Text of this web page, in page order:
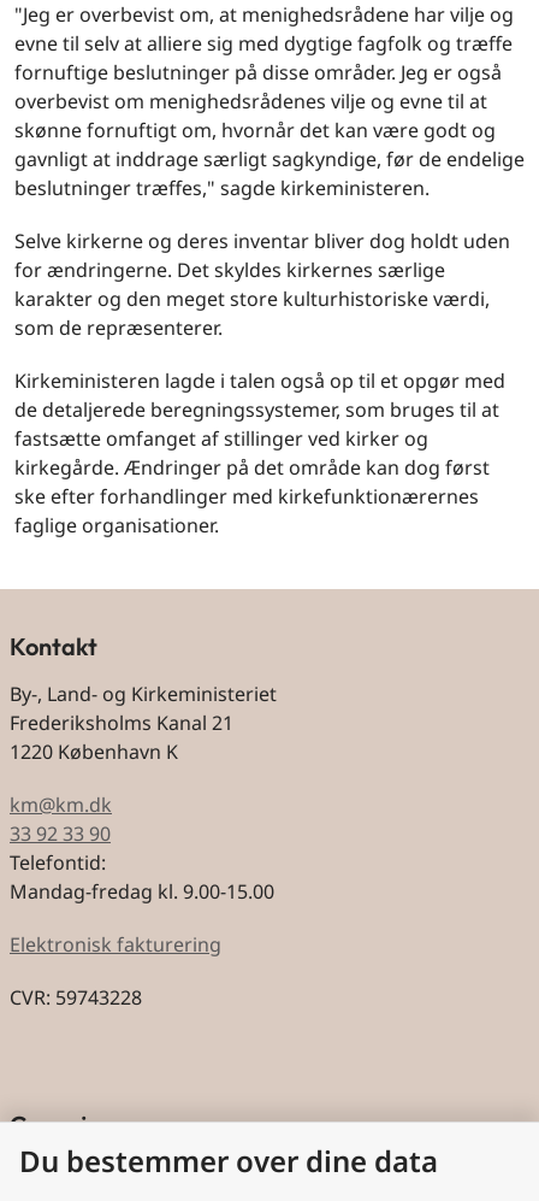
"Jeg er overbevist om, at menighedsrådene har vilje og
evne til selv at alliere sig med dygtige fagfolk og træffe
fornuftige beslutninger på disse områder. Jeg er også
overbevist om menighedsrådenes vilje og evne til at
skønne fornuftigt om, hvornår det kan være godt og
gavnligt at inddrage særligt sagkyndige, før de endelige
beslutninger træffes," sagde kirkeministeren.
Selve kirkerne og deres inventar bliver dog holdt uden
for ændringerne. Det skyldes kirkernes særlige
karakter og den meget store kulturhistoriske værdi,
som de repræsenterer.
Kirkeministeren lagde i talen også op til et opgør med
de detaljerede beregningssystemer, som bruges til at
fastsætte omfanget af stillinger ved kirker og
kirkegårde. Ændringer på det område kan dog først
ske efter forhandlinger med kirkefunktionærernes
faglige organisationer.
Kontakt
By-, Land- og Kirkeministeriet
Frederiksholms Kanal 21
1220 København K
km@km.dk
33 92 33 90
Telefontid:
Mandag-fredag kl. 9.00-15.00
Elektronisk fakturering
CVR: 59743228
Genveje
Cookies
Du bestemmer over dine data